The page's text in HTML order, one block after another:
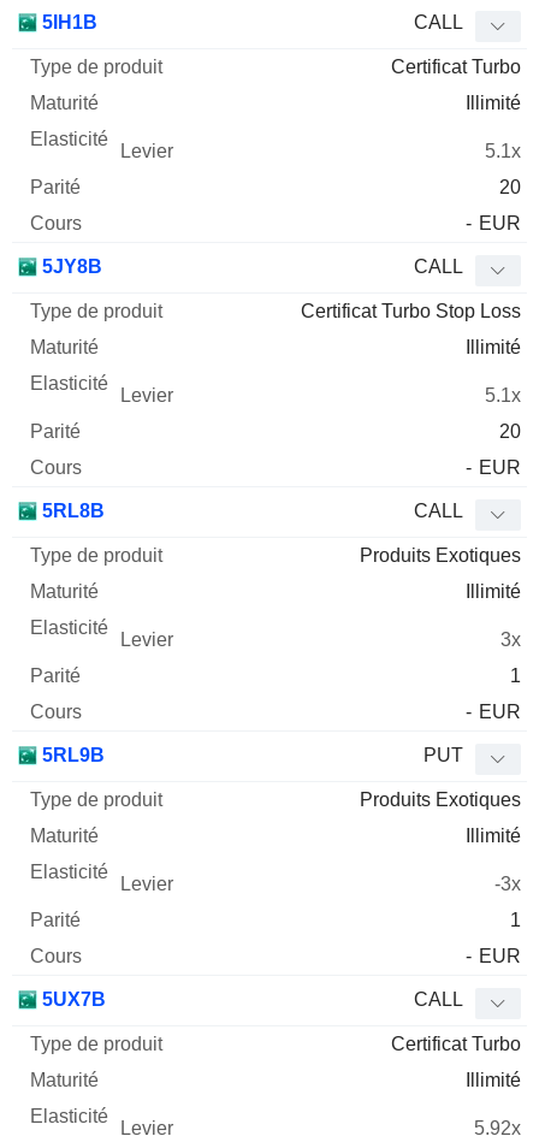
5IH1B CALL
Certificat Turbo
Illimité
5.1x
20
- EUR
5JY8B CALL
Certificat Turbo Stop Loss
Illimité
5.1x
20
- EUR
5RL8B CALL
Produits Exotiques
Illimité
3x
1
- EUR
5RL9B PUT
Produits Exotiques
Illimité
-3x
1
- EUR
5UX7B CALL
Certificat Turbo
Illimité
5.92x